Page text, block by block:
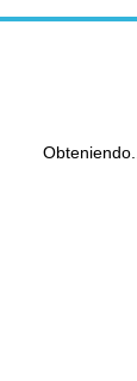
Obteniendo...